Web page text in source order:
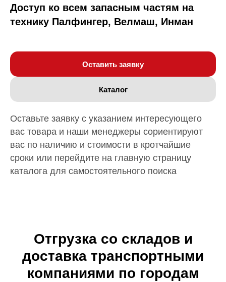
Доступ ко всем запасным частям на
технику Палфингер, Велмаш, Инман
Оставить заявку
Каталог
Оставьте заявку с указанием интересующего
вас товара и наши менеджеры сориентируют
вас по наличию и стоимости в кротчайшие
сроки или перейдите на главную страницу
каталога для самостоятельного поиска
Отгрузка со складов и
доставка транспортными
компаниями по городам